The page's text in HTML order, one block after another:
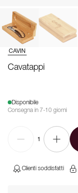
CAVIN
Cavatappi
Disponibile
Consegna in 7-10 giorni
1
Clienti soddisfatti